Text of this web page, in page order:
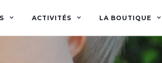
ACTIVITÉS LA BOUTIQUE